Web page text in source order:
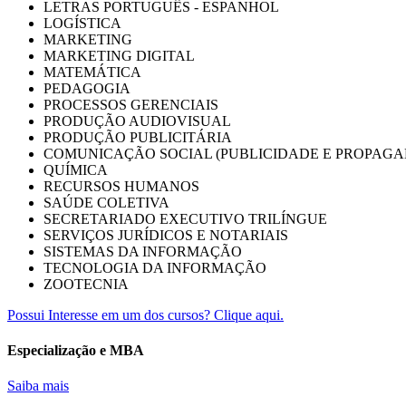
LETRAS PORTUGUÊS - ESPANHOL
LOGÍSTICA
MARKETING
MARKETING DIGITAL
MATEMÁTICA
PEDAGOGIA
PROCESSOS GERENCIAIS
PRODUÇÃO AUDIOVISUAL
PRODUÇÃO PUBLICITÁRIA
COMUNICAÇÃO SOCIAL (PUBLICIDADE E
QUÍMICA
RECURSOS HUMANOS
SAÚDE COLETIVA
SECRETARIADO EXECUTIVO TRILÍNGUE
SERVIÇOS JURÍDICOS E NOTARIAIS
SISTEMAS DA INFORMAÇÃO
TECNOLOGIA DA INFORMAÇÃO
ZOOTECNIA
Possui Interesse em um dos cursos? Clique aqui.
Especialização e MBA
Saiba mais